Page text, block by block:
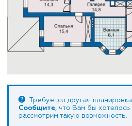
Требуется другая
Сообщите, что Вам бы хотелось
рассмотрим такую возможность.